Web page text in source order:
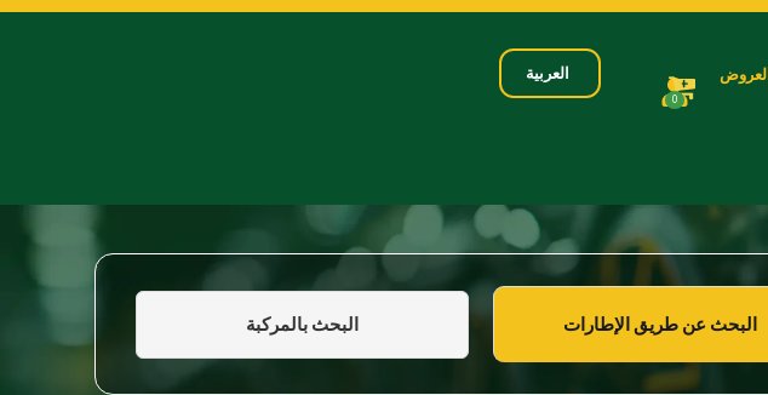
العروض
0
العربية
البحث عن طريق الإطارات البحث بالمركبة